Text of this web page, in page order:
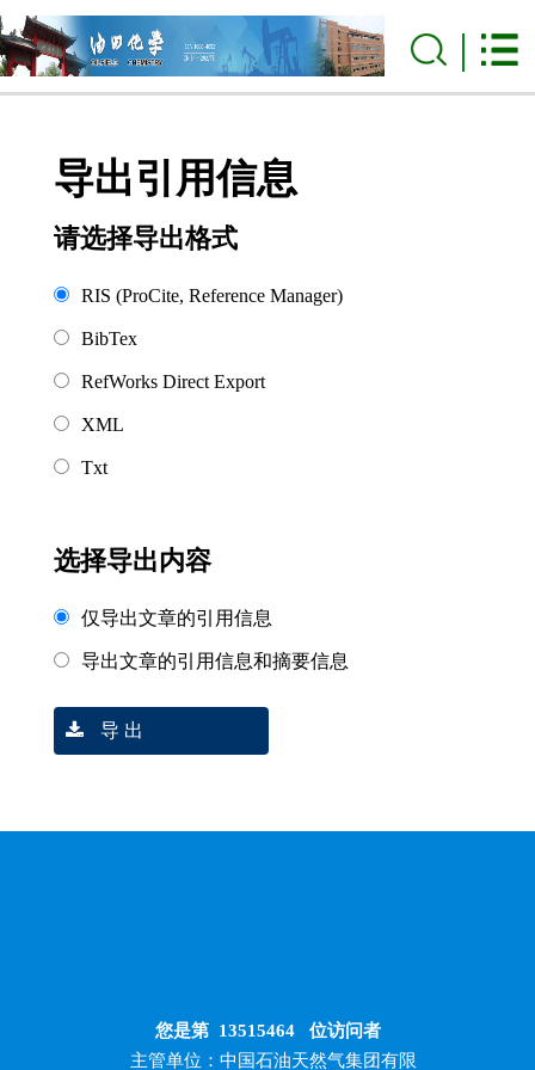
导出引用信息
请选择导出格式
RIS (ProCite, Reference Manager)
BibTex
RefWorks Direct Export
XML
Txt
选择导出内容
仅导出文章的引用信息
导出文章的引用信息和摘要信息
导 出
您是第 13515464位访问者
主管单位：中国石油天然气集团有限